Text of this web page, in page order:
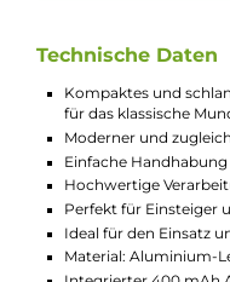
verfügt über eine
einfaches Ziehen
wird. Die
ausgelegt und
Zugverhalten. Eine
Akkustand,
für einen sicheren
über einen USB
über die separat
aufladen.